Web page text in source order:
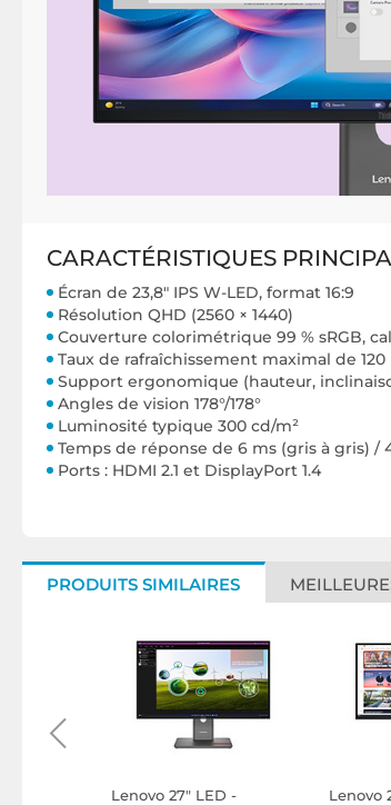
CARACTÉRISTIQUES
Écran de 23,8" IPS W-LED, format 16:9
Résolution QHD (2560 × 1440)
Couverture colorimétrique 99 % sRGB,
Taux de rafraîchissement maximal de 120
Support ergonomique (hauteur,
Angles de vision 178°/178°
Luminosité typique 300 cd/m²
Temps de réponse de 6 ms (gris à gris) /
Ports : HDMI 2.1 et DisplayPort 1.4
PRODUITS SIMILAIRES
Lenovo 27" LED -
Lenovo